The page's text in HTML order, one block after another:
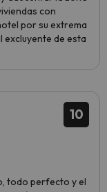
con
por su extrema
excluyente de esta
10
todo perfecto y el